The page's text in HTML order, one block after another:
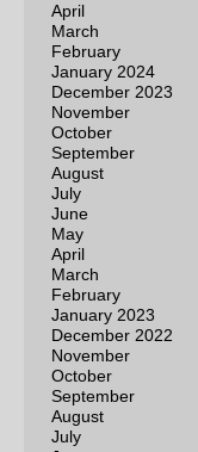
April
March
February
January 2024
December 2023
November
October
September
August
July
June
May
April
March
February
January 2023
December 2022
November
October
September
August
July